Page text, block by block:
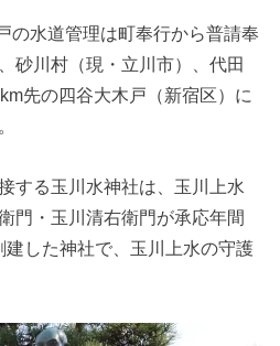
の水道管理は町奉行から普請奉
砂川村（現・立川市）、代田
先の四谷大木戸（新宿区）に
する玉川水神社は、玉川上水
門・玉川清右衛門が承応年間
建した神社で、玉川上水の守護